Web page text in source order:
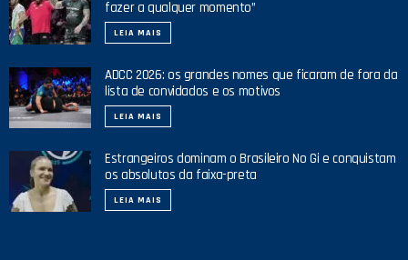
fazer a qualquer momento”
LEIA MAIS
ADCC 2026: os grandes nomes que ficaram de fora da
lista de convidados e os motivos
LEIA MAIS
Estrangeiros dominam o Brasileiro No Gi e conquistam
os absolutos da faixa-preta
LEIA MAIS